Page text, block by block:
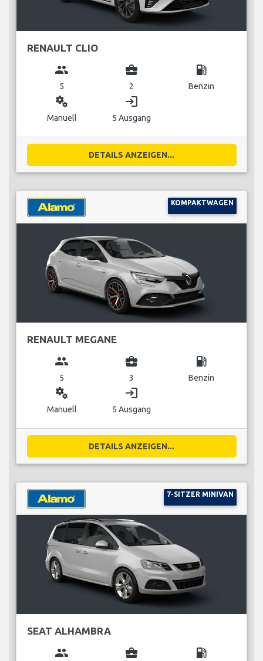
RENAULT CLIO
group
5
business_center
2
local_gas_station
Benzin
miscellaneous_services
Manuell
login
5 Ausgang
DETAILS ANZEIGEN...
KOMPAKTWAGEN
RENAULT MEGANE
group
5
business_center
3
local_gas_station
Benzin
miscellaneous_services
Manuell
login
5 Ausgang
DETAILS ANZEIGEN...
7-SITZER MINIVAN
SEAT ALHAMBRA
group business_center local_gas_station